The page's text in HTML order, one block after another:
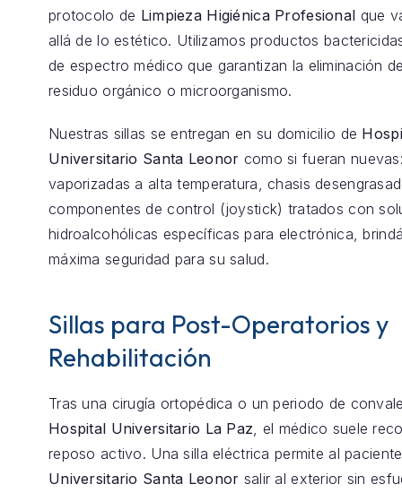
protocolo de Limpieza Higiénica Profesional que
allá de lo estético. Utilizamos productos
de espectro médico que garantizan la eliminación
residuo orgánico o microorganismo.
Nuestras sillas se entregan en su domicilio de
Universitario Santa Leonor como si fueran
vaporizadas a alta temperatura, chasis
componentes de control (joystick) tratados con
hidroalcohólicas específicas para electrónica,
máxima seguridad para su salud.
Sillas para Post-Operatorios y
Rehabilitación
Tras una cirugía ortopédica o un periodo de
Hospital Universitario La Paz, el médico suele
reposo activo. Una silla eléctrica permite al
Universitario Santa Leonor salir al exterior sin